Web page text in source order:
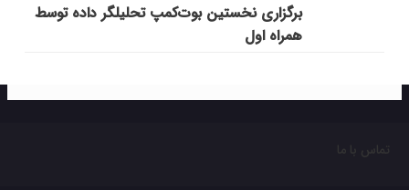
برگزاری نخستین بوت‌کمپ تحلیلگر داده توسط
همراه اول
تماس با ما